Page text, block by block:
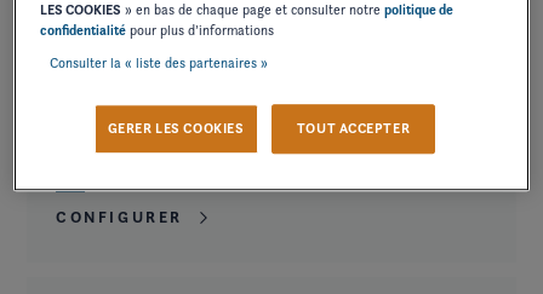
H4
Longueur hors tout 23'11" / 7.30 m - Bau maxi 8'4" / 2.54 m
CONFIGURER
LES COOKIES » en bas de chaque page et consulter notrepolitique de
confidentialité pour plus d’informations
Consulter la « liste des partenaires »
GERER LES COOKIES TOUT ACCEPTER